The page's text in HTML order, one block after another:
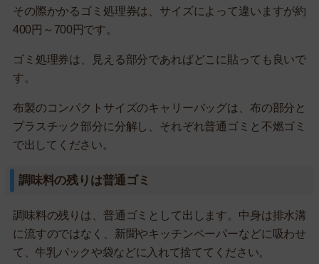
その際かかるゴミ処理券は、サイズによって違いますが約
400円～700円です。
ゴミ処理券は、見える部分であればどこに貼っても良いで
す。
布製のコンパクトサイズのキャリーバッグは、布の部分と
プラスチック部分に分解し、それぞれ普通ゴミと不燃ゴミ
で出してください。
調味料の残りは普通ゴミ
調味料の残りは、普通ゴミとして出します。中身は排水溝
に流すのではなく、新聞やキッチンペーパーなどに吸わせ
て、牛乳パックや袋などに入れて捨ててください。